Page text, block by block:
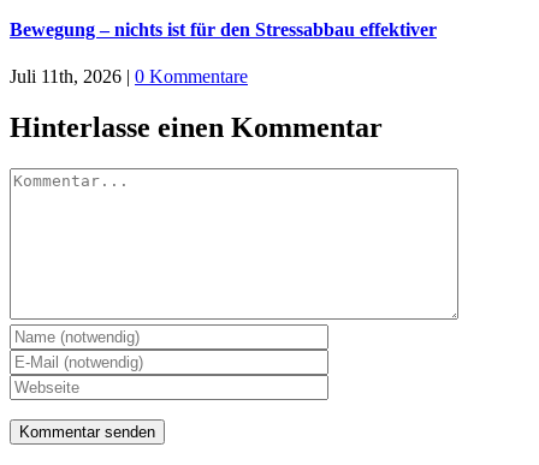
Bewegung – nichts ist für den Stressabbau effektiver
Juli 11th, 2026 | 0 Kommentare
Hinterlasse einen Kommentar
Kommentar